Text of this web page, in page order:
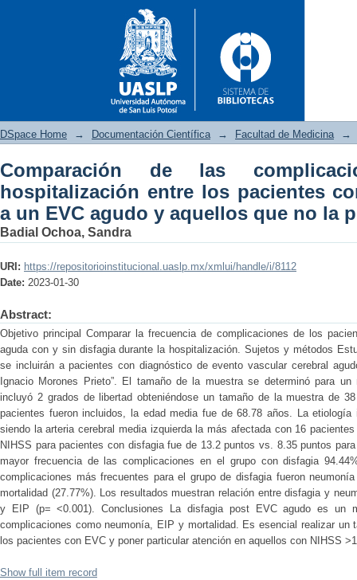
Comparación de las
con disfagia posterior a un
DSpace Home → Documentación Científica → Facultad de Medicina →
Comparación de las
hospitalización entre los pacientes
a un EVC agudo y aquellos que no la
Badial Ochoa, Sandra
URI: https://repositorioinstitucional.uaslp.mx/xmlui/handle/i/8112
Date: 2023-01-30
Abstract:
Objetivo principal Comparar la frecuencia de complicaciones de los
aguda con y sin disfagia durante la hospitalización. Sujetos y métodos
se incluirán a pacientes con diagnóstico de evento vascular cerebral
Ignacio Morones Prieto”. El tamaño de la muestra se determinó para
incluyó 2 grados de libertad obteniéndose un tamaño de la muestra de
pacientes fueron incluidos, la edad media fue de 68.78 años. La etiología
siendo la arteria cerebral media izquierda la más afectada con 16
NIHSS para pacientes con disfagia fue de 13.2 puntos vs. 8.35 puntos
mayor frecuencia de las complicaciones en el grupo con disfagia
complicaciones más frecuentes para el grupo de disfagia fueron
mortalidad (27.77%). Los resultados muestran relación entre disfagia y
y EIP (p= <0.001). Conclusiones La disfagia post EVC agudo es un
complicaciones como neumonía, EIP y mortalidad. Es esencial realizar un
los pacientes con EVC y poner particular atención en aquellos con NIHSS
Show full item record